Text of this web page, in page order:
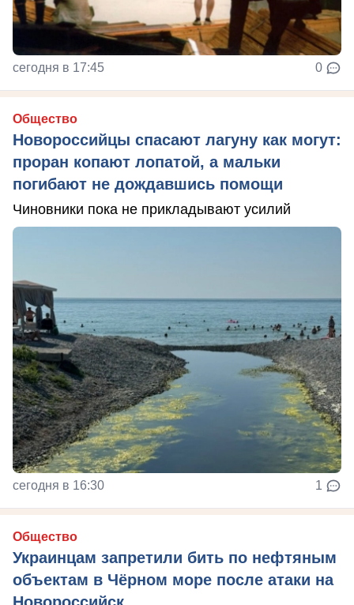
сегодня в 17:45 0
Общество
Новороссийцы спасают лагуну как могут:
проран копают лопатой, а мальки
погибают не дождавшись помощи
Чиновники пока не прикладывают усилий
сегодня в 16:30 1
Общество
Украинцам запретили бить по нефтяным
объектам в Чёрном море после атаки на